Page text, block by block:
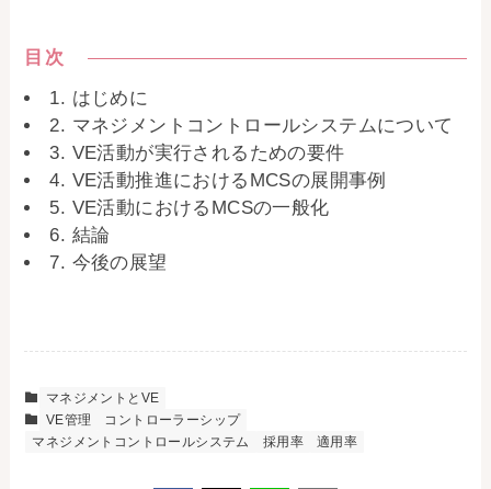
目次
1. はじめに
2. マネジメントコントロールシステムについて
3. VE活動が実行されるための要件
4. VE活動推進におけるMCSの展開事例
5. VE活動におけるMCSの一般化
6. 結論
7. 今後の展望
マネジメントとVE
VE管理
コントローラーシップ
マネジメントコントロールシステム
採用率 適用率